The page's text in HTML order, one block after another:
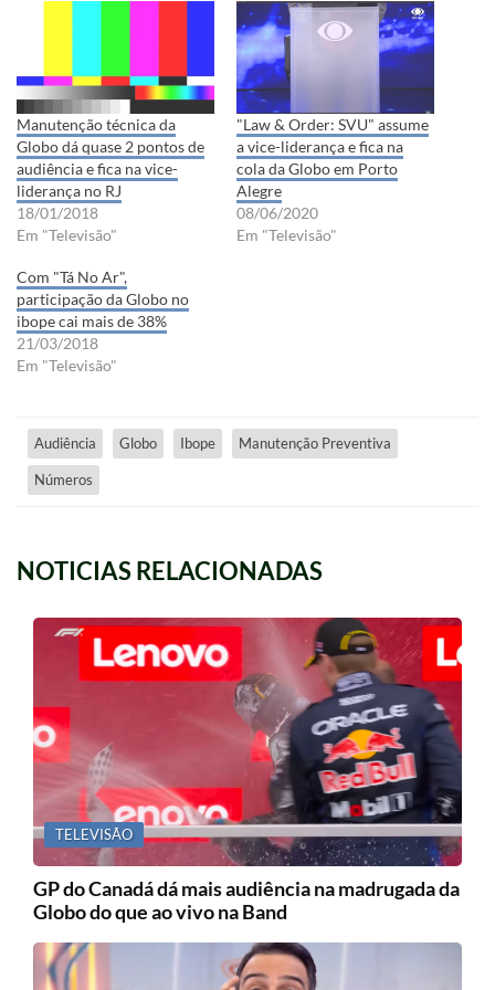
Manutenção técnica da
Globo dá quase 2 pontos de
audiência e fica na vice-
liderança no RJ
18/01/2018
Em "Televisão"
"Law & Order: SVU" assume
a vice-liderança e fica na
cola da Globo em Porto
Alegre
08/06/2020
Em "Televisão"
Com "Tá No Ar",
participação da Globo no
ibope cai mais de 38%
21/03/2018
Em "Televisão"
Audiência Globo Ibope Manutenção Preventiva
Números
NOTICIAS RELACIONADAS
TELEVISÃO
GP do Canadá dá mais audiência na madrugada da
Globo do que ao vivo na Band